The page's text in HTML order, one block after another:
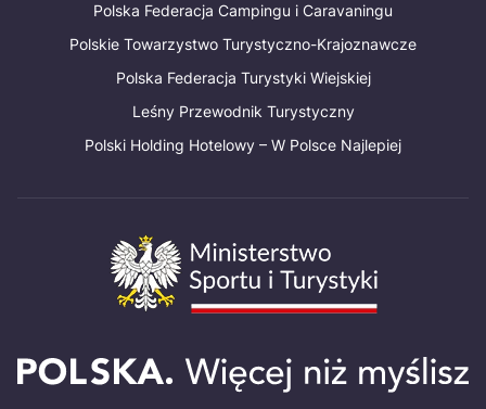
Polska Federacja Campingu i Caravaningu
Polskie Towarzystwo Turystyczno-Krajoznawcze
Polska Federacja Turystyki Wiejskiej
Leśny Przewodnik Turystyczny
Polski Holding Hotelowy – W Polsce Najlepiej